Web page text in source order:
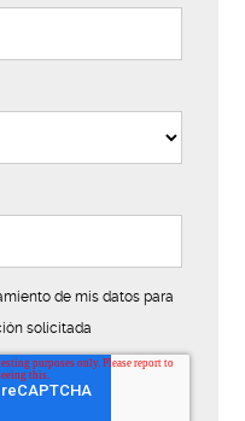
de mis datos para
solicitada